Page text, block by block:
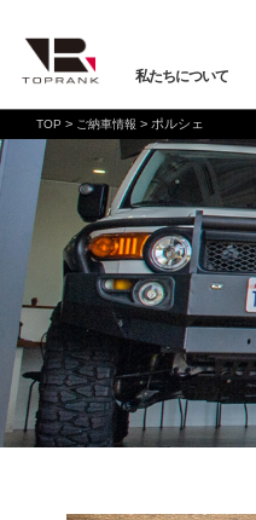
私たちについて
車を買う
全ての在庫情報
バックオーダーシステム
オンライン商談
お取り寄せ商談
購入サポート
アフターサービス
店舗/スタッフ情報
店舗一覧
会社概要
プライバシーポリシー
店舗お問い合わせ
インフォメーション
TOP > ご納車情報 > ポルシェ